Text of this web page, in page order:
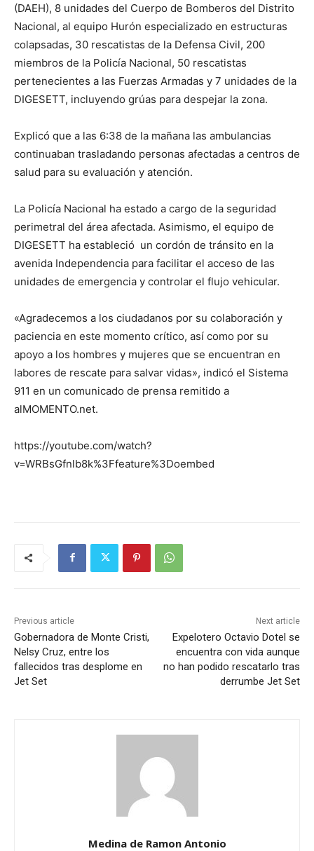
(DAEH), 8 unidades del Cuerpo de Bomberos del Distrito
Nacional, al equipo Hurón especializado en estructuras
colapsadas, 30 rescatistas de la Defensa Civil, 200
miembros de la Policía Nacional, 50 rescatistas
pertenecientes a las Fuerzas Armadas y 7 unidades de la
DIGESETT, incluyendo grúas para despejar la zona.
Explicó que a las 6:38 de la mañana las ambulancias
continuaban trasladando personas afectadas a centros de
salud para su evaluación y atención.
La Policía Nacional ha estado a cargo de la seguridad
perimetral del área afectada. Asimismo, el equipo de
DIGESETT ha estableció un cordón de tránsito en la
avenida Independencia para facilitar el acceso de las
unidades de emergencia y controlar el flujo vehicular.
«Agradecemos a los ciudadanos por su colaboración y
paciencia en este momento crítico, así como por su
apoyo a los hombres y mujeres que se encuentran en
labores de rescate para salvar vidas», indicó el Sistema
911 en un comunicado de prensa remitido a
alMOMENTO.net.
https://youtube.com/watch?
v=WRBsGfnlb8k%3Ffeature%3Doembed
Previous article
Gobernadora de Monte Cristi,
Nelsy Cruz, entre los
fallecidos tras desplome en
Jet Set
Next article
Expelotero Octavio Dotel se
encuentra con vida aunque
no han podido rescatarlo tras
derrumbe Jet Set
Medina de Ramon Antonio